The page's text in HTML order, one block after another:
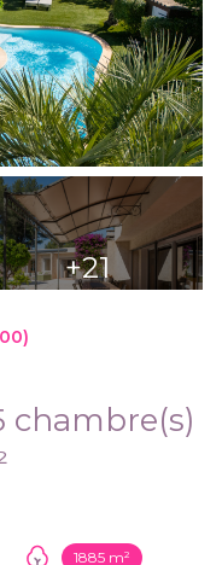
+21
1885 m²